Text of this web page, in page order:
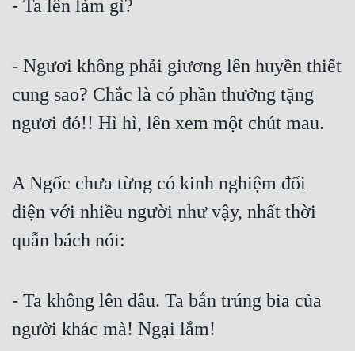
- Ta lên làm gì?
- Ngươi không phải giương lên huyền thiết
cung sao? Chắc là có phần thưởng tặng
ngươi đó!! Hì hì, lên xem một chút mau.
A Ngốc chưa từng có kinh nghiệm đối
diện với nhiều người như vậy, nhất thời
quẫn bách nói:
- Ta không lên đâu. Ta bắn trúng bia của
người khác mà! Ngại lắm!